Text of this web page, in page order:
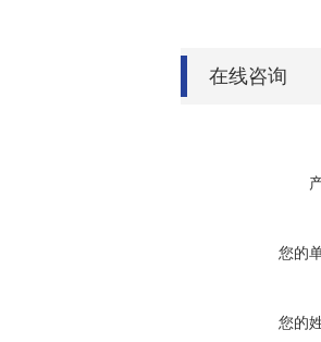
在线咨询
您的
您的